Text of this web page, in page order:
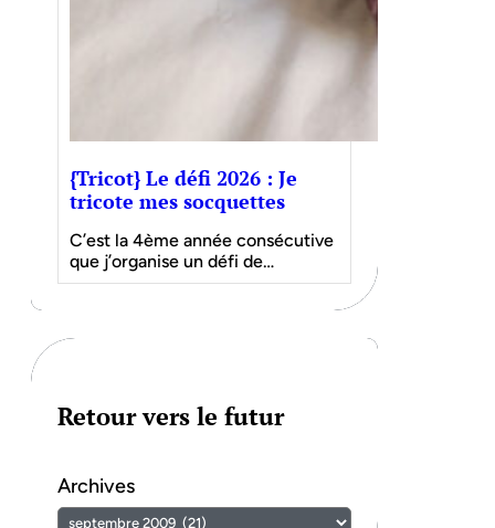
{Tricot} Le défi 2026 : Je
tricote mes socquettes
C’est la 4ème année consécutive
que j’organise un défi de…
Retour vers le futur
Archives